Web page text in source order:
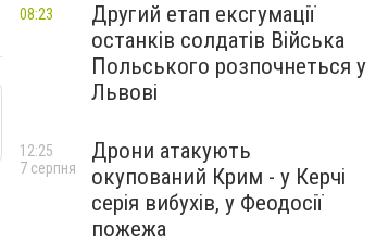
Другий етап ексгумації
останків солдатів Війська
Польського розпочнеться у
Львові
08:23
Дрони атакують
окупований Крим - у Керчі
серія вибухів, у Феодосії
пожежа
12:25
7 серпня